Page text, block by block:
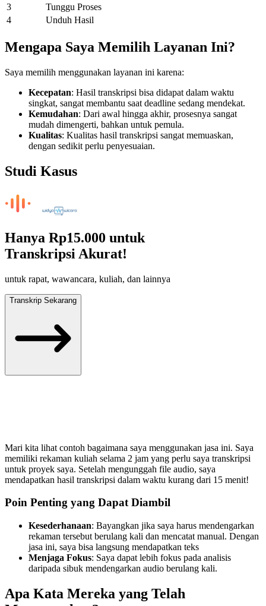
3
Tunggu Proses
4
Unduh Hasil
Mengapa Saya Memilih Layanan Ini?
Saya memilih menggunakan layanan ini karena:
Kecepatan: Hasil transkripsi bisa didapat dalam waktu
singkat, sangat membantu saat deadline sedang mendekat.
Kemudahan: Dari awal hingga akhir, prosesnya sangat
mudah dimengerti, bahkan untuk pemula.
Kualitas: Kualitas hasil transkripsi sangat memuaskan,
dengan sedikit perlu penyesuaian.
Studi Kasus
Hanya Rp15.000 untuk
Transkripsi Akurat!
untuk rapat, wawancara, kuliah, dan lainnya
Transkrip Sekarang
Mari kita lihat contoh bagaimana saya menggunakan jasa ini. Saya
memiliki rekaman kuliah selama 2 jam yang perlu saya transkripsi
untuk proyek saya. Setelah mengunggah file audio, saya
mendapatkan hasil transkripsi dalam waktu kurang dari 15 menit!
Poin Penting yang Dapat Diambil
Kesederhanaan: Bayangkan jika saya harus mendengarkan
rekaman tersebut berulang kali dan mencatat manual. Dengan
jasa ini, saya bisa langsung mendapatkan teks
Menjaga Fokus: Saya dapat lebih fokus pada analisis
daripada sibuk mendengarkan audio berulang kali.
Apa Kata Mereka yang Telah